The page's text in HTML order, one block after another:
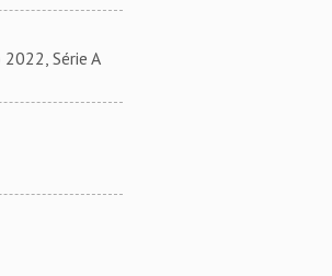
Série A